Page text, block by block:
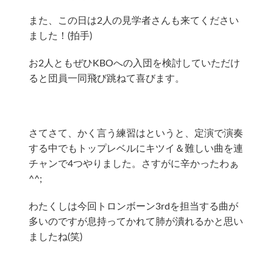
また、この日は2人の見学者さんも来てください
ました！(拍手)
お2人ともぜひKBOへの入団を検討していただけ
ると団員一同飛び跳ねて喜びます。
さてさて、かく言う練習はというと、定演で演奏
する中でもトップレベルにキツイ＆難しい曲を連
チャンで4つやりました。さすがに辛かったわぁ
^^;
わたくしは今回トロンボーン3rdを担当する曲が
多いのですが息持ってかれて肺が潰れるかと思い
ましたね(笑)